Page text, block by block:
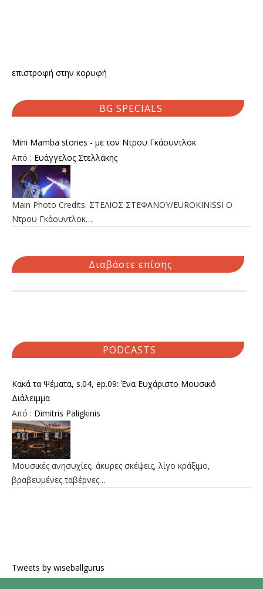
επιστροφή στην κορυφή
BG SPECIALS
Mini Mamba stories - με τον Ντρου Γκάουντλοκ
Από : Ευάγγελος Στελλάκης
Main Photo Credits: ΣΤΕΛΙΟΣ ΣΤΕΦΑΝΟΥ/EUROKINISSI Ο
Ντρου Γκάουντλοκ…
Διαβάστε επίσης
PODCASTS
Κακά τα Ψέματα, s.04, ep.09: Ένα Ευχάριστο Μουσικό
Διάλειμμα
Από : Dimitris Paligkinis
Μουσικές ανησυχίες, άκυρες σκέψεις, λίγο κράξιμο,
βραβευμένες ταβέρνες…
Tweets by wiseballgurus